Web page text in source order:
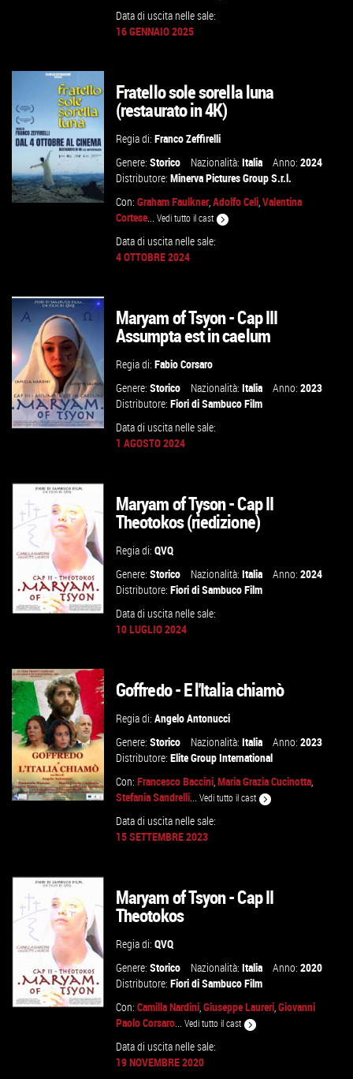
VAI ALLA SCHEDA
Data di uscita nelle sale:
16 GENNAIO 2025
VAI ALLA SCHEDA
Fratello sole sorella luna
(restaurato in 4K)
Regia di:Franco Zeffirelli
Genere:Storico Nazionalità:Italia Anno:2024
Distributore:Minerva Pictures Group S.r.l.
Con:Graham Faulkner,Adolfo Celi ,Valentina
Cortese ...Vedi tutto il cast
Data di uscita nelle sale:
4 OTTOBRE 2024
GUARDA IL TRAILER
VAI ALLA SCHEDA
Maryam of Tsyon - Cap III
Assumpta est in caelum
Regia di:Fabio Corsaro
Genere:Storico Nazionalità:Italia Anno:2023
Distributore:Fiori di Sambuco Film
Data di uscita nelle sale:
1 AGOSTO 2024
VAI ALLA SCHEDA
Maryam of Tyson - Cap II
Theotokos (riedizione)
Regia di:QVQ
Genere:Storico Nazionalità:Italia Anno:2024
Distributore:Fiori di Sambuco Film
Data di uscita nelle sale:
10 LUGLIO 2024
VAI ALLA SCHEDA
Goffredo - E l'Italia chiamò
Regia di:Angelo Antonucci
Genere:Storico Nazionalità:Italia Anno:2023
Distributore:Elite Group International
Con:Francesco Baccini ,Maria Grazia Cucinotta
Stefania Sandrelli ...Vedi tutto il cast
Data di uscita nelle sale:
15 SETTEMBRE 2023
Maryam of Tsyon - Cap II
Theotokos
Regia di:QVQ
Genere:Storico Nazionalità:Italia Anno:2020
Distributore:Fiori di Sambuco Film
Con:Camilla Nardini ,Giuseppe Laureri ,Giovanni
Paolo Corsaro ...Vedi tutto il cast
Data di uscita nelle sale:
19 NOVEMBRE 2020